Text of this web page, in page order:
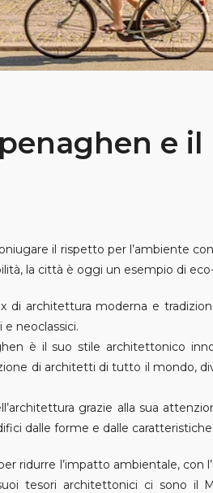
e
il rispetto per l’ambiente
la città è oggi un esempio di
di architettura moderna e
neoclassici.
è il suo stile architettonico
di architetti di tutto il mondo,
grazie alla sua
dalle forme e dalle
ridurre l’impatto ambientale, con
tesori architettonici ci sono il